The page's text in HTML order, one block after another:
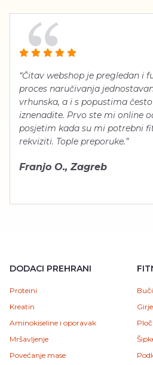
“Čitav webshop je pregledan i
proces naručivanja
vrhunska, a i s popustima
iznenadite. Prvo ste mi online
posjetim kada su mi potrebni
rekviziti. Tople preporuke.”
Franjo O., Zagreb
DODACI PREHRANI
Proteini
Kreatin
Aminokiseline i oporavak
Mršavljenje
Povećanje mase